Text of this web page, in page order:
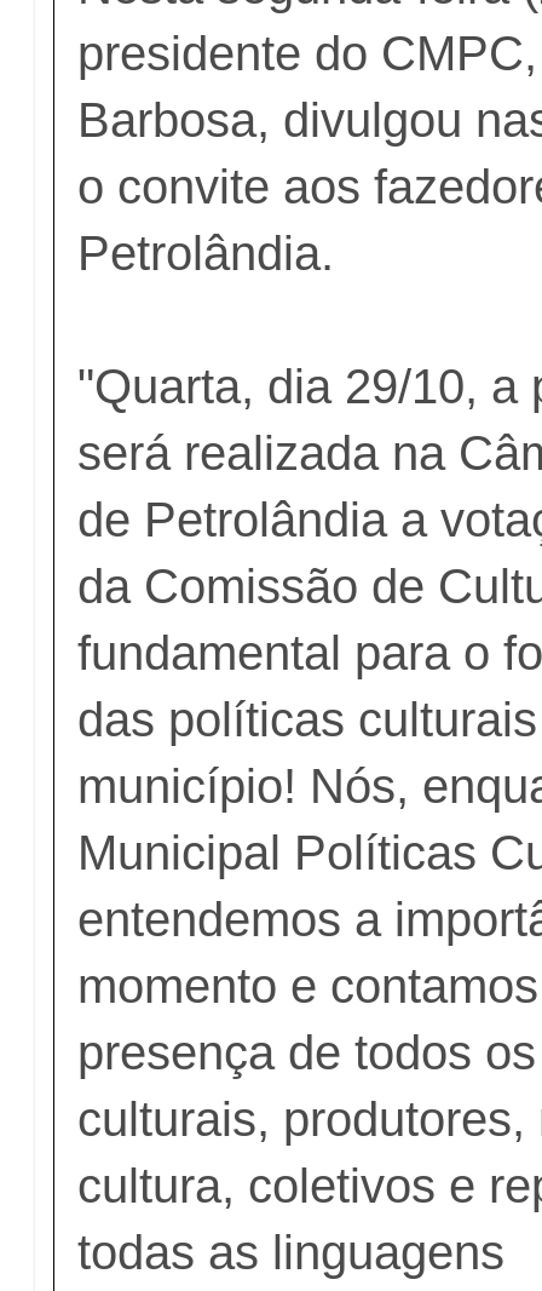
presidente do
Barbosa, divulgou
o convite aos
Petrolândia.
"Quarta, dia 29/10, a
será realizada na
de Petrolândia a
da Comissão de
fundamental para o
das políticas
município! Nós,
Municipal Políticas
entendemos a
momento e
presença de todos
culturais, produtores,
cultura, coletivos e
todas as linguagens